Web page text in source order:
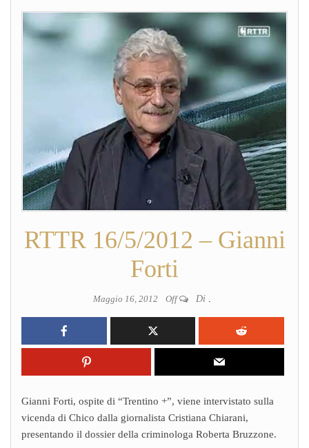
RTTR 16/5/2012 – Gianni
Forti
Maggio 16, 2012 Off Di
Gianni Forti, ospite di “Trentino +”, viene intervistato sulla
vicenda di Chico dalla giornalista Cristiana Chiarani,
presentando il dossier della criminologa Roberta Bruzzone.